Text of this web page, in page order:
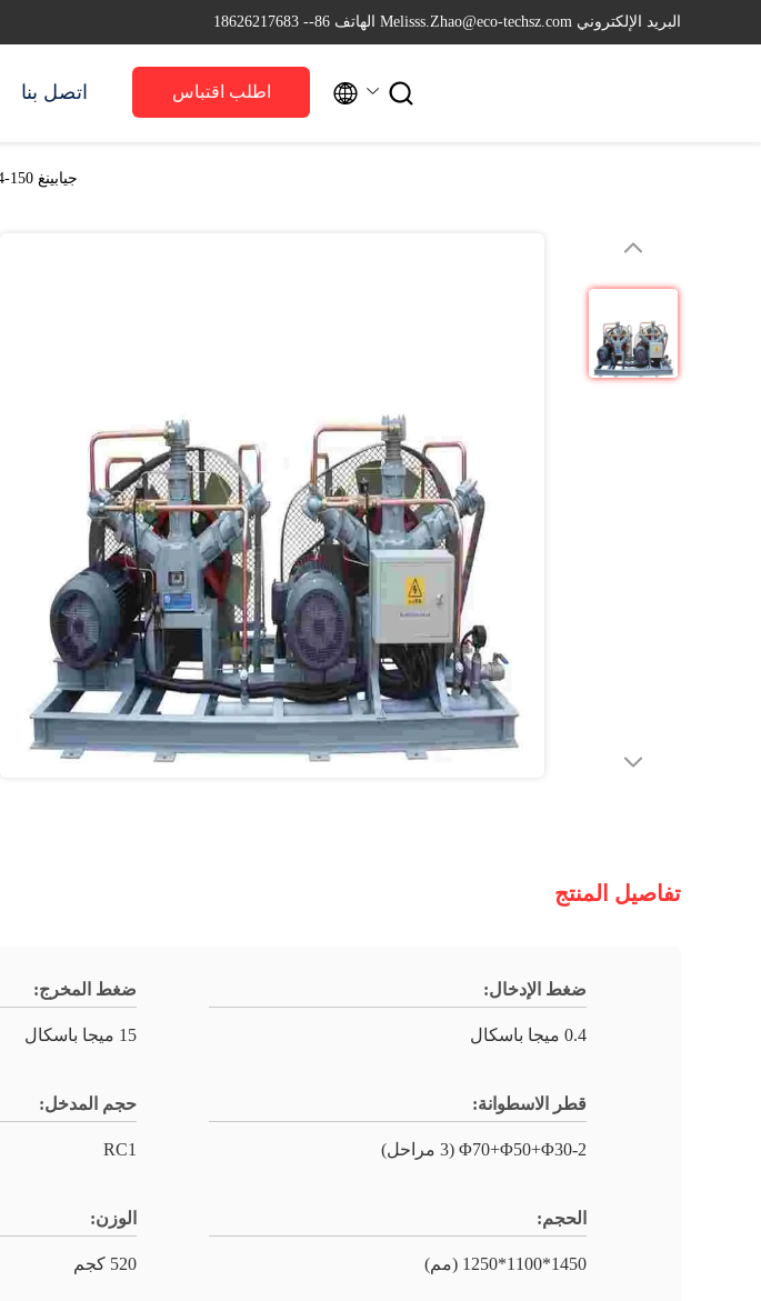
البريد الإلكتروني Melisss.Zhao@eco-techsz.com الهاتف 86-- 18626217683
اتصل بنا اطلب اقتباس  
جيابينغ WWY-45~55/4-150 نوع ضاغط الهواء عالي الضغط الحر من الزيت
تفاصيل المنتج
ضغط الإدخال:
0.4 ميجا باسكال
ضغط المخرج:
15 ميجا باسكال
قطر الاسطوانة:
2-Φ70+Φ50+Φ30 (3 مراحل)
حجم المدخل:
RC1
الحجم:
1450*1100*1250 (مم)
الوزن:
520 كجم